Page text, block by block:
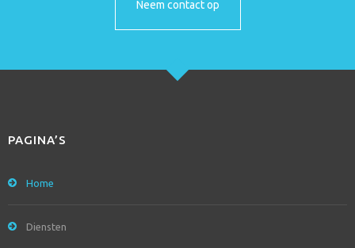
Neem contact op
PAGINA’S
Home
Diensten